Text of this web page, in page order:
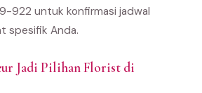
922 untuk konfirmasi jadwal
spesifik Anda.
Jadi Pilihan Florist di